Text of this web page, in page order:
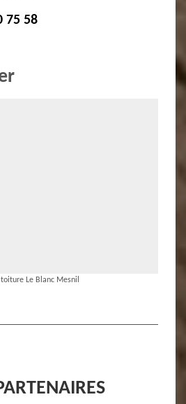
75 58
Le Blanc Mesnil